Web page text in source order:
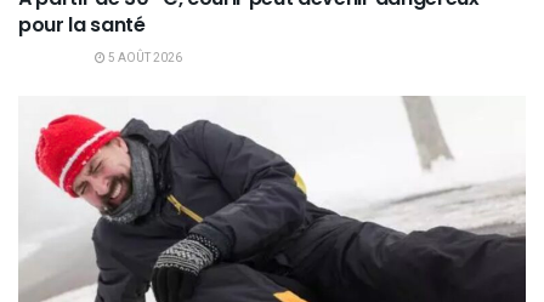
pour la santé
5 AOÛT 2026